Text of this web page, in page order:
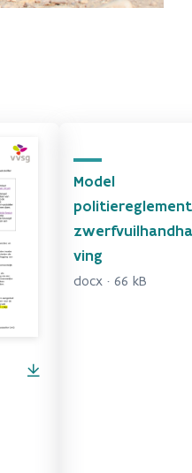
Model
politiereglement
zwerfvuilhandha
ving
docx · 66 kB